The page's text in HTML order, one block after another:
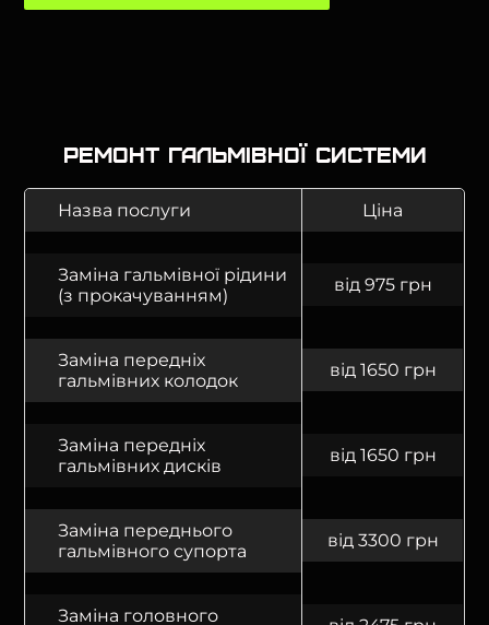
Ремонт гальмівної системи
Назва послуги Ціна
Заміна гальмівної рідини
(з прокачуванням)
від 975 грн
Заміна передніх
гальмівних колодок
від 1650 грн
Заміна передніх
гальмівних дисків
від 1650 грн
Заміна переднього
гальмівного супорта
від 3300 грн
Заміна головного